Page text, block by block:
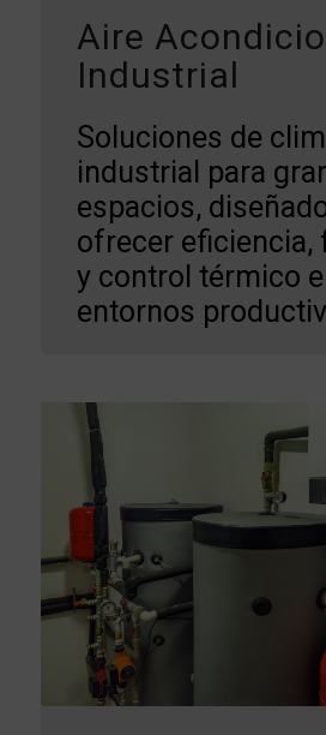
Aire
Industrial
Soluciones de
industrial para
espacios,
ofrecer eficiencia,
y control térmico
entornos